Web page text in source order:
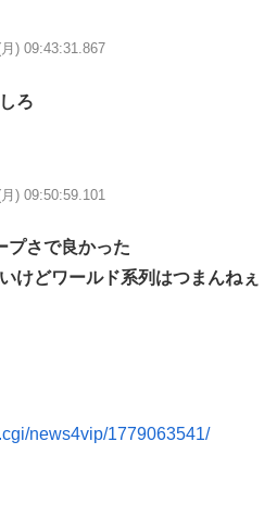
) 09:43:31.867
ろ
) 09:50:59.101
プさで良かった
けどワールド系列はつまんねぇ
news4vip/1779063541/